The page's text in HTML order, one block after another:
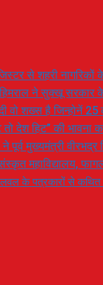
से शहरी
ने सुक्खू सरकार के
वो शख्स है जिन्होनें 25
तो देश हिट” की भावना
पूर्व मुख्यमंत्री
महाविद्यालय,
के पत्रकारों से कथित